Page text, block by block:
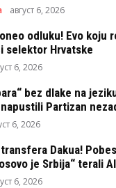
август 6, 2026
odluku! Evo koju
selektor Hrvatske
6, 2026
bez dlake na
Partizan
6, 2026
Dakua!
je Srbija“ terali
6, 2026